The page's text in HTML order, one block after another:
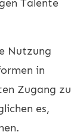
Talente
Nutzung
in
Zugang zu
es,